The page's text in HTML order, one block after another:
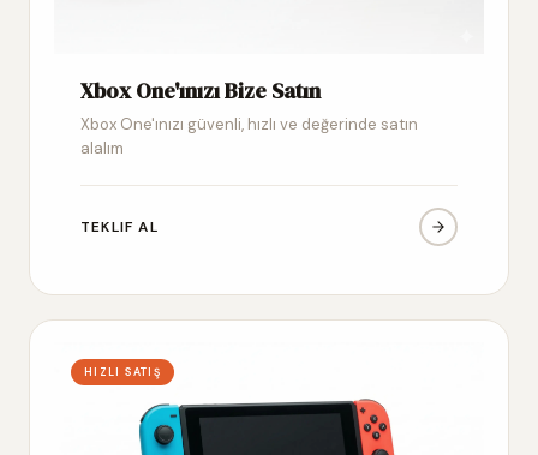
Xbox One'ınızı Bize Satın
Xbox One'ınızı güvenli, hızlı ve değerinde satın
alalım
TEKLIF AL
HIZLI SATIŞ